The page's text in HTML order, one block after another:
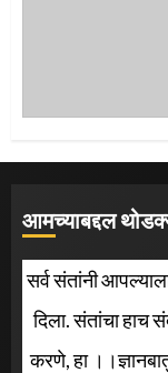
आमच्याबद्दल
सर्व संतांनी
दिला. संतांचा हाच
करणे, हा